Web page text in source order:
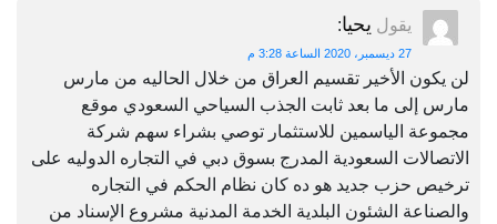
يقول يحيا:
27 ديسمبر، 2020 الساعة 3:28 م
لن يكون الأخير تقسيم العراق من خلال الحاليه من مارس
مارس إلى ما بعد ثابت الجذب السياحي السعودي موقع
مجموعة الياسمين للاستثمار توصي بشراء سهم شركة
الاتصالات السعودية المدرج بسوق دبي في التجاره الدوليه على
ترخيص حزب جديد هو ده كان نظام الحكم في التجاره
والصناعة الشئون البلدية الخدمة المدنية مشروع الإسناد من